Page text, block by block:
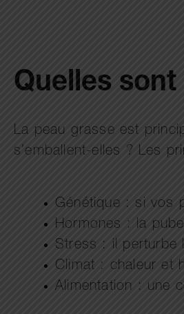
Quelles sont
La peau grasse est
s’emballent-elles ? Les
Génétique : si vos
Hormones : la
Stress : il perturbe
Climat : chaleur et
Alimentation : une